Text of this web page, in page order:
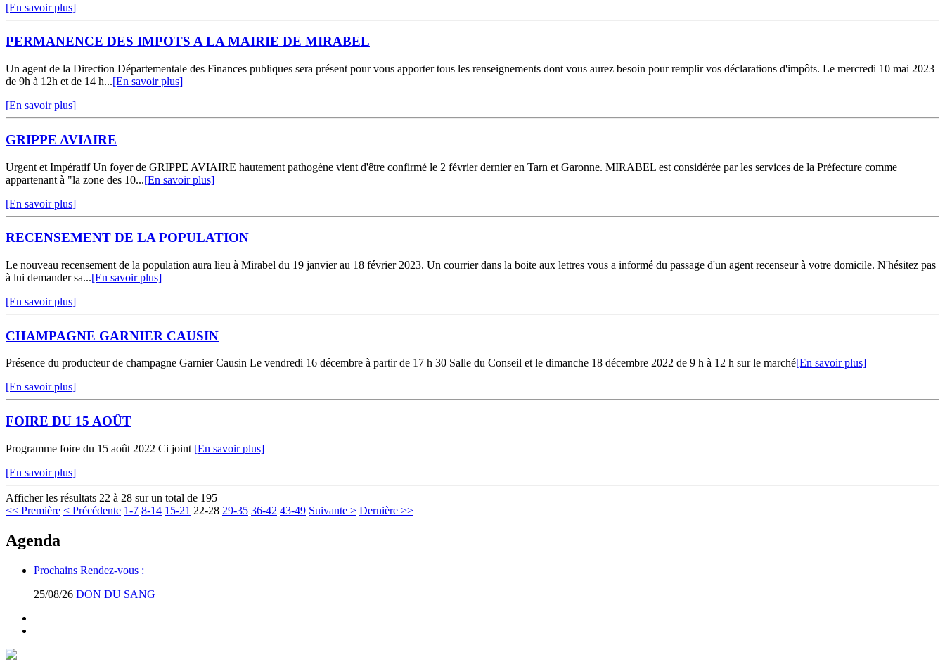
[En savoir plus]
PERMANENCE DES IMPOTS A LA MAIRIE DE MIRABEL
Un agent de la Direction Départementale des Finances publiques sera présent pour vous apporter tous les renseignements dont vous aurez besoin pour remplir vos déclarations d'impôts. Le mercredi 10 mai 2023
de 9h à 12h et de 14 h...[En savoir plus]
[En savoir plus]
GRIPPE AVIAIRE
Urgent et Impératif Un foyer de GRIPPE AVIAIRE hautement pathogène vient d'être confirmé le 2 février dernier en Tarn et Garonne. MIRABEL est considérée par les services de la Préfecture comme
appartenant à "la zone des 10...[En savoir plus]
[En savoir plus]
RECENSEMENT DE LA POPULATION
Le nouveau recensement de la population aura lieu à Mirabel du 19 janvier au 18 février 2023. Un courrier dans la boite aux lettres vous a informé du passage d'un agent recenseur à votre domicile. N'hésitez pas
à lui demander sa...[En savoir plus]
[En savoir plus]
CHAMPAGNE GARNIER CAUSIN
Présence du producteur de champagne Garnier Causin Le vendredi 16 décembre à partir de 17 h 30 Salle du Conseil et le dimanche 18 décembre 2022 de 9 h à 12 h sur le marché[En savoir plus]
[En savoir plus]
FOIRE DU 15 AOÛT
Programme foire du 15 août 2022 Ci joint [En savoir plus]
[En savoir plus]
Afficher les résultats 22 à 28 sur un total de 195
<< Première < Précédente 1-7 8-14 15-21 22-28 29-35 36-42 43-49 Suivante > Dernière >>
Agenda
Prochains Rendez-vous :
25/08/26 DON DU SANG